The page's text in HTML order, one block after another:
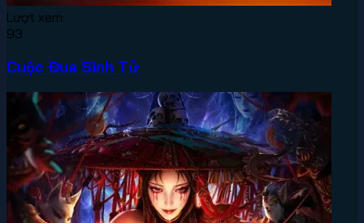
Lượt xem:
93
Cuộc Đua Sinh Tử